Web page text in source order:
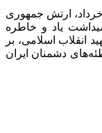
به گزارش خبرگزری مهر، در آستانه ۱۴ و ۱۵ خرداد، ارتش جمهوری
یاد و خاطره
و شهید انقلاب اسلامی، بر
دشمنان ایران